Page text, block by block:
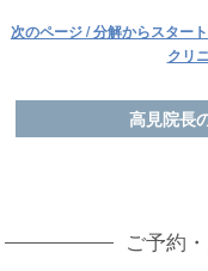
次のページ / 分解からスター
クリ
高見院長
ご予約